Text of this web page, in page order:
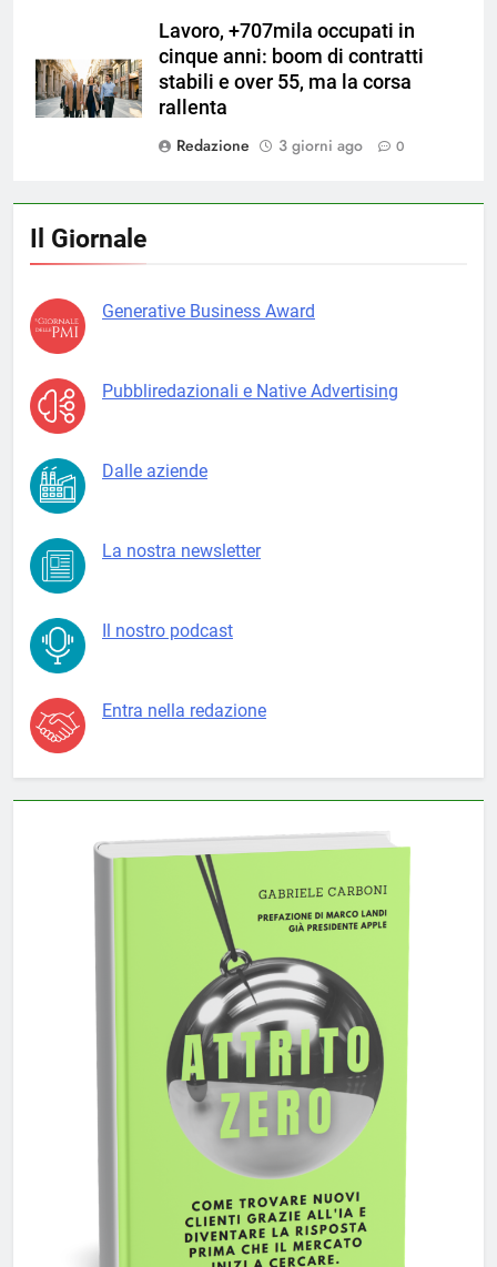
Lavoro, +707mila occupati in
cinque anni: boom di contratti
stabili e over 55, ma la corsa
rallenta
Redazione
3 giorni ago 0
Il Giornale
Generative Business Award
Pubbliredazionali e Native Advertising
Dalle aziende
La nostra newsletter
Il nostro podcast
Entra nella redazione